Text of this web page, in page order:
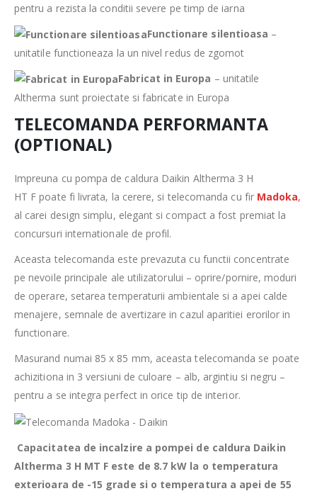
pentru a rezista la conditii severe pe timp de iarna
Functionare silentioasa –
unitatile functioneaza la un nivel redus de zgomot
Fabricat in Europa – unitatile
Altherma sunt proiectate si fabricate in Europa
TELECOMANDA PERFORMANTA
(OPTIONAL)
Impreuna cu pompa de caldura Daikin Altherma 3 H
HT F poate fi livrata, la cerere, si telecomanda cu fir Madoka,
al carei design simplu, elegant si compact a fost premiat la
concursuri internationale de profil.
Aceasta telecomanda este prevazuta cu functii concentrate
pe nevoile principale ale utilizatorului – oprire/pornire, moduri
de operare, setarea temperaturii ambientale si a apei calde
menajere, semnale de avertizare in cazul aparitiei erorilor in
functionare.
Masurand numai 85 x 85 mm, aceasta telecomanda se poate
achizitiona in 3 versiuni de culoare – alb, argintiu si negru –
pentru a se integra perfect in orice tip de interior.
Capacitatea de incalzire a pompei de caldura Daikin
Altherma 3 H MT F este de 8.7 kW la o temperatura
exterioara de -15 grade si o temperatura a apei de 55